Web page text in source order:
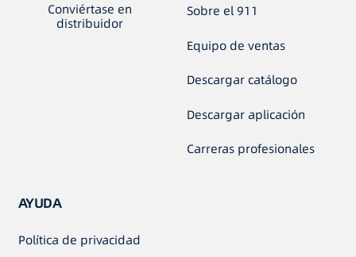
Conviértase en
distribuidor
Sobre el 911
Equipo de ventas
Descargar catálogo
Descargar aplicación
Carreras profesionales
AYUDA
Política de privacidad